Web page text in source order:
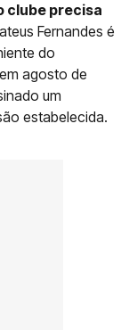
clube precisa
Fernandes é
do
agosto de
um
estabelecida.